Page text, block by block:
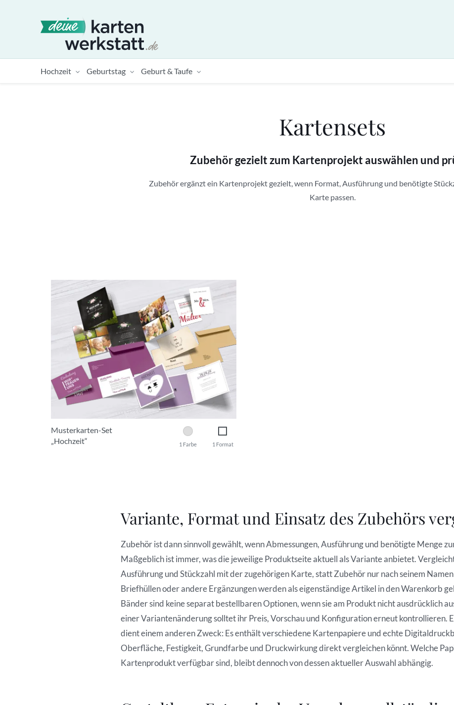
Hochzeit Geburtstag Geburt & Taufe
Kartensets
Zubehör gezielt zum Kartenprojekt auswählen und
Zubehör ergänzt ein Kartenprojekt gezielt, wenn Format, Ausführung und benötigte
Karte passen.
Musterkarten-Set
„Hochzeit“
1 Format
1 Farbe
Variante, Format und Einsatz des Zubehörs
Zubehör ist dann sinnvoll gewählt, wenn Abmessungen, Ausführung und benötigte Menge
Maßgeblich ist immer, was die jeweilige Produktseite aktuell als Variante anbietet.
Ausführung und Stückzahl mit der zugehörigen Karte, statt Zubehör nur nach seinem
Briefhüllen oder andere Ergänzungen werden als eigenständige Artikel in den Warenkorb
Bänder sind keine separat bestellbaren Optionen, wenn sie am Produkt nicht ausdrücklich
einer Variantenänderung solltet ihr Preis, Vorschau und Konfiguration erneut kontrollieren.
dient einem anderen Zweck: Es enthält verschiedene Kartenpapiere und echte
Oberfläche, Festigkeit, Grundfarbe und Druckwirkung direkt vergleichen könnt. Welche
Kartenprodukt verfügbar sind, bleibt dennoch von dessen aktueller Auswahl abhängig.